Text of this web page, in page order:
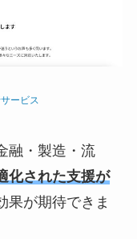
ービス
融・製造・流
化された支援が
果が期待できま